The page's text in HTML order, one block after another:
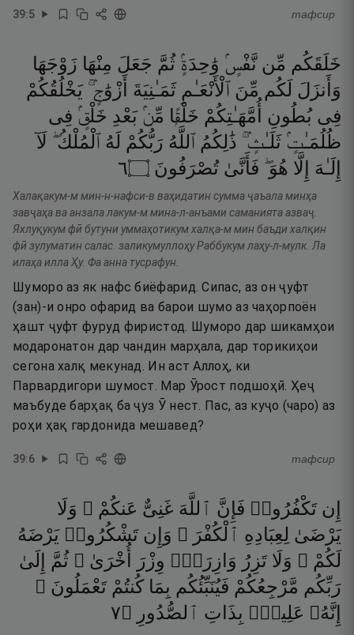
39:5 тафсир
خَلَقَكُم مِّن نَّفْسٍۢ وَٰحِدَةٍۢ ثُمَّ جَعَلَ مِنْهَا زَوْجَهَا
وَأَنزَلَ لَكُم مِّنَ ٱلْأَنْعَـٰمِ ثَمَـٰنِيَةَ أَزْوَٰجٍۢ ۚ يَخْلُقُكُمْ
فِى بُطُونِ أُمَّهَـٰتِكُمْ خَلْقًۭا مِّنۢ بَعْدِ خَلْقٍۢ فِى
ظُلُمَـٰتٍۢ ثَلَـٰثٍۢ ۚ ذَٰلِكُمُ ٱللَّهُ رَبُّكُمْ لَهُ ٱلْمُلْكُ ۖ لَآ
إِلَـٰهَ
إِلَّا هُوَ ۖ فَأَنَّىٰ تُصْرَفُونَ ۝٦
Халақакум-м мин-н-нафси-в ваҳидатин сумма ҷаъала минҳа
завҷаҳа ва анзала лакум-м мина-л-анъами саманията азваҷ.
Яхлуқукум фӣ бутуни уммаҳотикум халқа-м мин баъди халқин
фӣ зулуматин салас. заликумуллоҳу Раббукум лаҳу-л-мулк. Ла
илаҳа илла Ҳу. Фа анна тусрафун.
Шуморо аз як нафс биёфарид. Сипас, аз он ҷуфт
(зан)-и онро офарид ва барои шумо аз чаҳорпоён
ҳашт ҷуфт фуруд фиристод. Шуморо дар шикамҳои
модаронатон дар чандин марҳала, дар торикиҳои
сегона халқ мекунад. Ин аст Аллоҳ, ки
Парвардигори шумост. Мар Ӯрост подшоҳӣ. Ҳеҷ
маъбуде барҳақ ба ҷуз Ӯ нест. Пас, аз куҷо (чаро) аз
роҳи ҳақ гардонида мешавед?
39:6 тафсир
إِن تَكْفُرُوا۟ فَإِنَّ ٱللَّهَ غَنِىٌّ عَنكُمْ ۖ وَلَا
يَرْضَىٰ لِعِبَادِهِ ٱلْكُفْرَ ۖ وَإِن تَشْكُرُوا۟ يَرْضَهُ
لَكُمْ ۗ وَلَا تَزِرُ وَازِرَةٌۭ وِزْرَ أُخْرَىٰ ۗ ثُمَّ
إِلَىٰ
رَبِّكُم مَّرْجِعُكُمْ فَيُنَبِّئُكُم بِمَا كُنتُمْ تَعْمَلُونَ ۚ
إِنَّهُۥ عَلِيمٌۢ بِذَاتِ ٱلصُّدُورِ ۝٧